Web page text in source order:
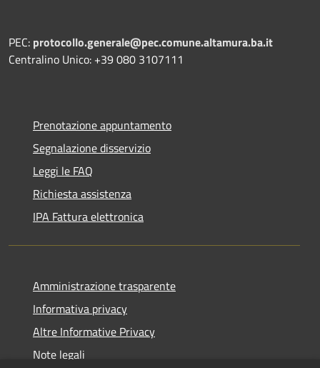
PEC: protocollo.generale@pec.comune.altamura.ba.it
Centralino Unico: +39 080 3107111
Prenotazione appuntamento
Segnalazione disservizio
Leggi le FAQ
Richiesta assistenza
IPA Fattura elettronica
Amministrazione trasparente
Informativa privacy
Altre Informative Privacy
Note legali